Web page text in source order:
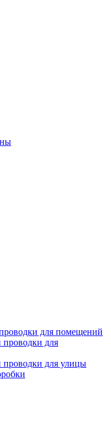
для помещений
проводки для
проводки для улицы